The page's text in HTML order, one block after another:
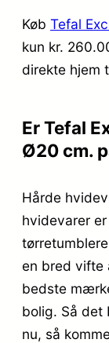
Køb Tefal
kun kr.
direkte hjem
Er Tefal
Ø20 cm.
Hårde
hvidevarer
en bred vifte
bedste
bolig. Så det
nu, så